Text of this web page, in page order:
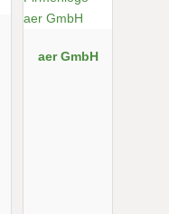
aer GmbH